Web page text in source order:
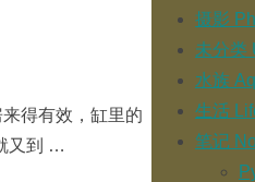
得有效，缸里的
又到 …
摄影
未分类
水族
生活
笔记